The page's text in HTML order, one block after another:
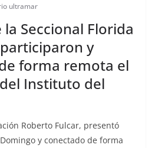
ultramar
Seccional Florida
y
forma remota el
Instituto del
Roberto Fulcar, presentó
y conectado de forma